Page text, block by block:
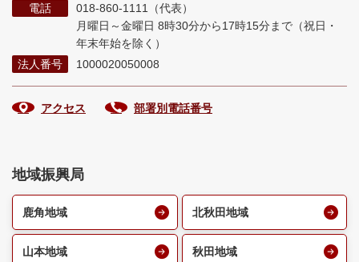
電話
018-860-1111（代表）
月曜日～金曜日 8時30分から17時15分まで （祝日・
年末年始を除く）
法人番号
1000020050008
アクセス 部署別電話番号
地域振興局
鹿角地域 北秋田地域
山本地域 秋田地域